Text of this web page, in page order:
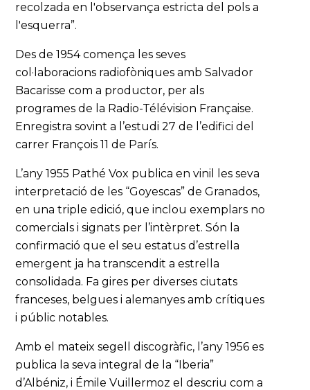
recolzada en l'observança estricta del pols a
l'esquerra”.
Des de 1954 comença les seves
col·laboracions radiofòniques amb Salvador
Bacarisse com a productor, per als
programes de la Radio-Télévision Française.
Enregistra sovint a l’estudi 27 de l’edifici del
carrer François 11 de París.
L’any 1955 Pathé Vox publica en vinil les seva
interpretació de les “Goyescas” de Granados,
en una triple edició, que inclou exemplars no
comercials i signats per l’intèrpret. Són la
confirmació que el seu estatus d’estrella
emergent ja ha transcendit a estrella
consolidada. Fa gires per diverses ciutats
franceses, belgues i alemanyes amb crítiques
i públic notables.
Amb el mateix segell discogràfic, l’any 1956 es
publica la seva integral de la “Iberia”
d’Albéniz, i Émile Vuillermoz el descriu com a